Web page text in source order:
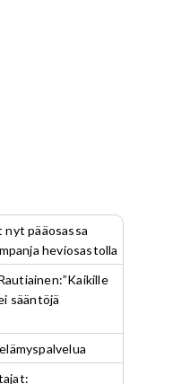
pääosassa
heviosastolla
sääntöjä